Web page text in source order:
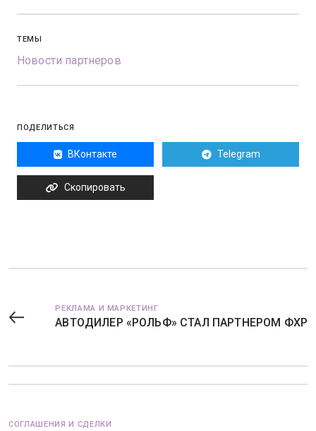
ТЕМЫ
Новости партнеров
ПОДЕЛИТЬСЯ
ВКонтакте Telegram
Скопировать
РЕКЛАМА И МАРКЕТИНГ
АВТОДИЛЕР «РОЛЬФ» СТАЛ ПАРТНЕРОМ ФХР
СОГЛАШЕНИЯ И СДЕЛКИ